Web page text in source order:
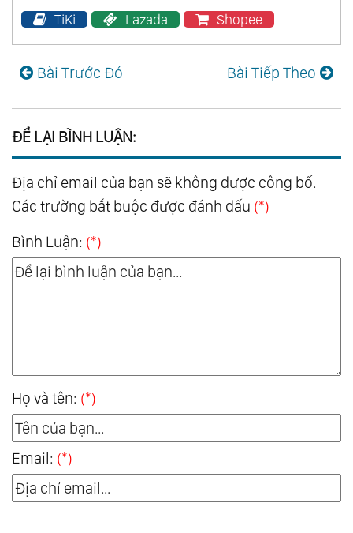
TiKi
Lazada Shopee
Bài Trước Đó Bài Tiếp Theo
ĐỂ LẠI BÌNH LUẬN:
Địa chỉ email của bạn sẽ không được công bố.
Các trường bắt buộc được đánh dấu (*)
Bình Luận: (*)
Họ và tên: (*)
Email: (*)